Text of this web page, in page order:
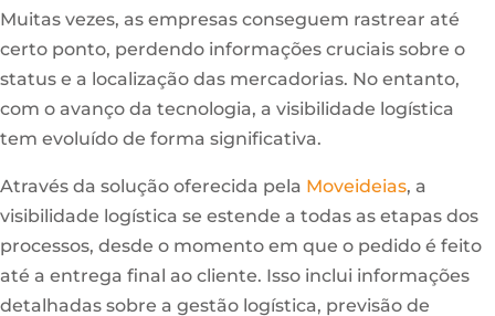
Muitas vezes, as empresas conseguem rastrear até
certo ponto, perdendo informações cruciais sobre o
status e a localização das mercadorias. No entanto,
com o avanço da tecnologia, a visibilidade logística
tem evoluído de forma significativa.
Através da solução oferecida pela Moveideias, a
visibilidade logística se estende a todas as etapas dos
processos, desde o momento em que o pedido é feito
até a entrega final ao cliente. Isso inclui informações
detalhadas sobre a gestão logística, previsão de